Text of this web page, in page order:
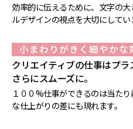
効率的に伝えるために、文字の
ルデザインの視点を大切にしてい
小まわりがきく細やかな
クリエイティブの仕事はプ
さらにスムーズに。
１００%仕事ができるのは当た
な仕上がりの差にも現れます。